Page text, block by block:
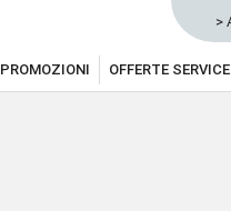
>
PROMOZIONI OFFERTE SERVICE